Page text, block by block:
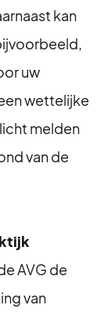
kan
uw
wettelijke
melden
van de
AVG de
van